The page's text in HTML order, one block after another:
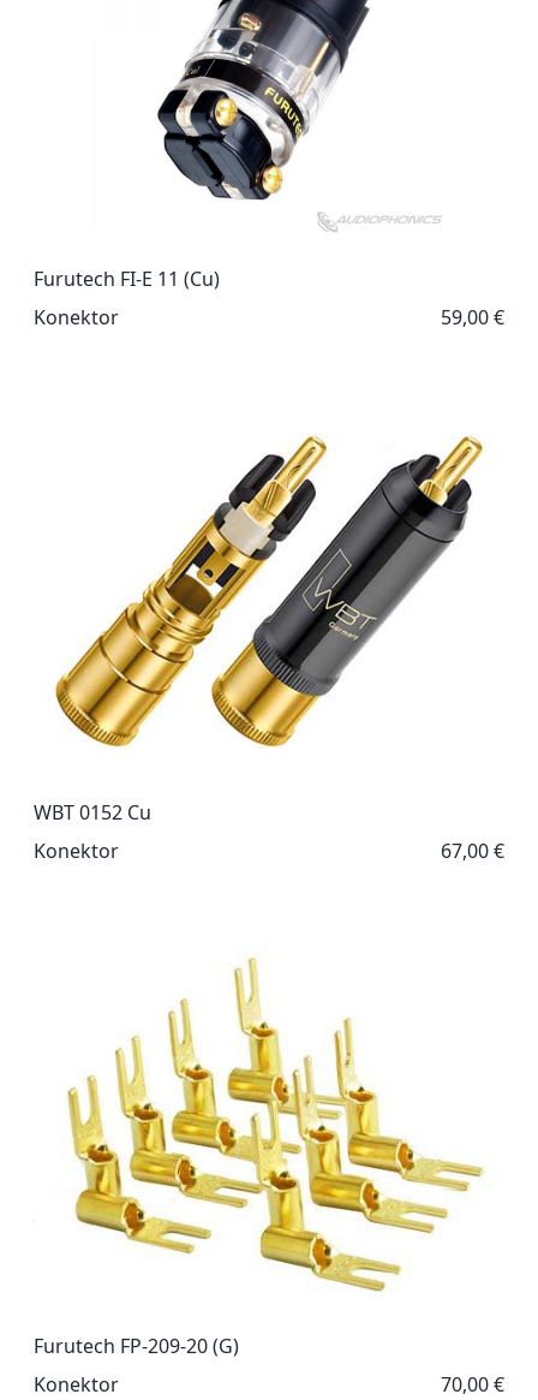
Furutech FI-E 11 (Cu)
Konektor
59,00 €
WBT 0152 Cu
Konektor
67,00 €
Furutech FP-209-20 (G)
Konektor
70,00 €